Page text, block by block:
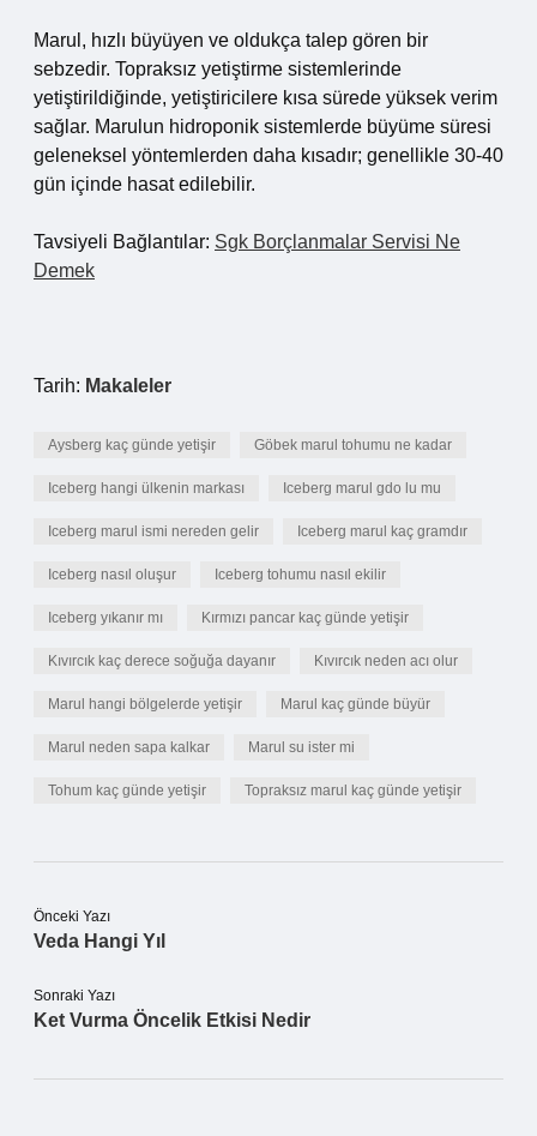
Marul, hızlı büyüyen ve oldukça talep gören bir
sebzedir. Topraksız yetiştirme sistemlerinde
yetiştirildiğinde, yetiştiricilere kısa sürede yüksek verim
sağlar. Marulun hidroponik sistemlerde büyüme süresi
geleneksel yöntemlerden daha kısadır; genellikle 30-40
gün içinde hasat edilebilir.
Tavsiyeli Bağlantılar: Sgk Borçlanmalar Servisi Ne
Demek
Tarih: Makaleler
Aysberg kaç günde yetişir Göbek marul tohumu ne kadar
Iceberg hangi ülkenin markası Iceberg marul gdo lu mu
Iceberg marul ismi nereden gelir Iceberg marul kaç gramdır
Iceberg nasıl oluşur Iceberg tohumu nasıl ekilir
Iceberg yıkanır mı Kırmızı pancar kaç günde yetişir
Kıvırcık kaç derece soğuğa dayanır Kıvırcık neden acı olur
Marul hangi bölgelerde yetişir Marul kaç günde büyür
Marul neden sapa kalkar Marul su ister mi
Tohum kaç günde yetişir Topraksız marul kaç günde yetişir
Önceki Yazı
Veda Hangi Yıl
Sonraki Yazı
Ket Vurma Öncelik Etkisi Nedir